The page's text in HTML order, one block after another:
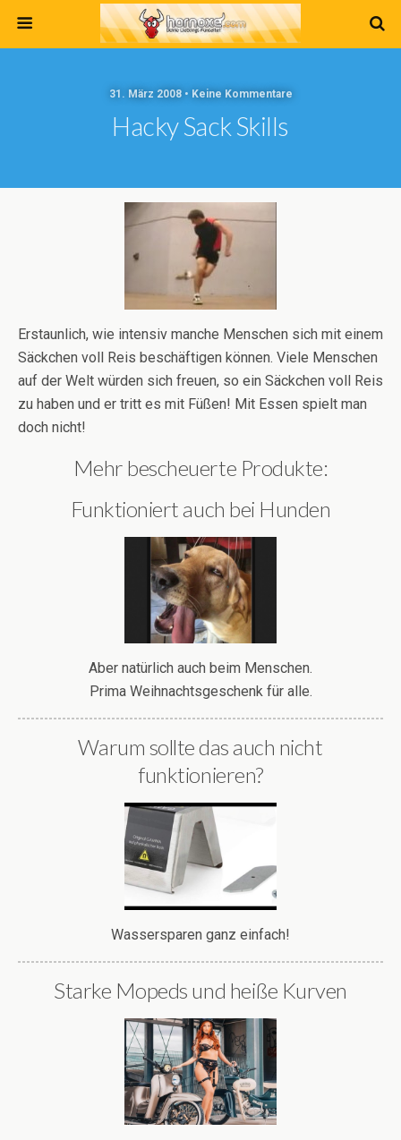
31. März 2008 • Keine Kommentare
Hacky Sack Skills
Erstaunlich, wie intensiv manche Menschen sich mit einem
Säckchen voll Reis beschäftigen können. Viele Menschen
auf der Welt würden sich freuen, so ein Säckchen voll Reis
zu haben und er tritt es mit Füßen! Mit Essen spielt man
doch nicht!
Mehr bescheuerte Produkte:
Funktioniert auch bei Hunden
Aber natürlich auch beim Menschen.
Prima Weihnachtsgeschenk für alle.
Warum sollte das auch nicht
funktionieren?
Wassersparen ganz einfach!
Starke Mopeds und heiße Kurven